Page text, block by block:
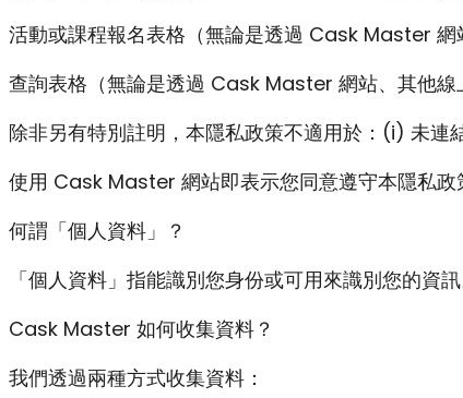
活動或課程報名表格（無論是透過 Cask Master 網
查詢表格（無論是透過 Cask Master 網站、其他線
除非另有特別註明，本隱私政策不適用於：(i) 未
使用 Cask Master 網站即表示您同意遵守本隱私
何謂「個人資料」？
「個人資料」指能識別您身份或可用來識別您的資
Cask Master 如何收集資料？
我們透過兩種方式收集資料：